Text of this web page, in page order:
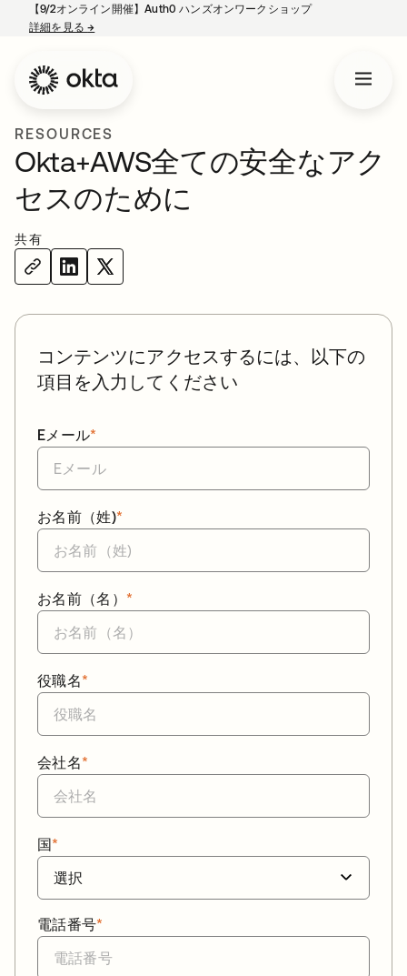
【9/2オンライン開催】Auth0 ハンズオンワークショップ
詳細を見る→
RESOURCES
Okta+AWS全ての安全なアク
セスのために
共有
コンテンツにアクセスするには、以下の
項目を入力してください
*
Eメール
*
お名前（姓)
*
お名前（名）
*
役職名
*
会社名
*
国
*
電話番号